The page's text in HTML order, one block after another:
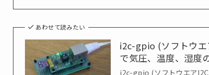
あわせて読みたい
i2c-gpio (ソフトウエ
で気圧、温度、湿度
i2c-gpio (ソフトウエア